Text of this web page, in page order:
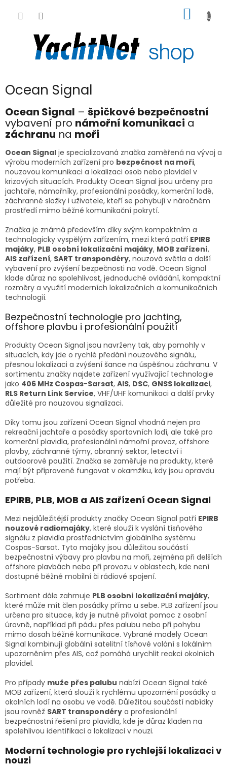
KOŠÍK
Ocean Signal
Ocean Signal – špičkové bezpečnostní
vybavení pro námořní komunikaci a
záchranuna moři
Ocean Signal je specializovaná značka zaměřená na vývoj a
výrobu moderních zařízení pro bezpečnost na moři,
nouzovou komunikaci a lokalizaci osob nebo plavidel v
krizových situacích. Produkty Ocean Signal jsou určeny pro
jachtaře, námořníky, profesionální posádky, komerční lodě,
záchranné složky i uživatele, kteří se pohybují v náročném
prostředí mimo běžné komunikační pokrytí.
Značka je známá především díky svým kompaktním a
technologicky vyspělým zařízením, mezi která patří EPIRB
majáky, PLB osobní lokalizační majáky, MOB zařízení,
AIS zařízení, SART transpondéry, nouzová světla a další
vybavení pro zvýšení bezpečnosti na vodě. Ocean Signal
klade důraz na spolehlivost, jednoduché ovládání, kompaktní
rozměry a využití moderních lokalizačních a komunikačních
technologií.
Bezpečnostní technologie pro jachting,
offshore plavbu i profesionální použití
Produkty Ocean Signal jsou navrženy tak, aby pomohly v
situacích, kdy jde o rychlé předání nouzového signálu,
přesnou lokalizaci a zvýšení šance na úspěšnou záchranu. V
sortimentu značky najdete zařízení využívající technologie
jako 406 MHz Cospas-Sarsat, AIS, DSC, GNSS lokalizaci,
RLS Return Link Service, VHF/UHF komunikaci a další prvky
důležité pro nouzovou signalizaci.
Díky tomu jsou zařízení Ocean Signal vhodná nejen pro
rekreační jachtaře a posádky sportovních lodí, ale také pro
komerční plavidla, profesionální námořní provoz, offshore
plavby, záchranné týmy, obranný sektor, letectví i
outdoorové použití. Značka se zaměřuje na produkty, které
mají být připravené fungovat v okamžiku, kdy jsou opravdu
potřeba.
EPIRB, PLB, MOB a AIS zařízení Ocean Signal
Mezi nejdůležitější produkty značky Ocean Signal patří EPIRB
nouzové radiomajáky, které slouží k vyslání tísňového
signálu z plavidla prostřednictvím globálního systému
Cospas-Sarsat. Tyto majáky jsou důležitou součástí
bezpečnostní výbavy pro plavbu na moři, zejména při delších
offshore plavbách nebo při provozu v oblastech, kde není
dostupné běžné mobilní či rádiové spojení.
Sortiment dále zahrnuje PLB osobní lokalizační majáky,
které může mít člen posádky přímo u sebe. PLB zařízení jsou
určena pro situace, kdy je nutné přivolat pomoc z osobní
úrovně, například při pádu přes palubu nebo při pohybu
mimo dosah běžné komunikace. Vybrané modely Ocean
Signal kombinují globální satelitní tísňové volání s lokálním
upozorněním přes AIS, což pomáhá urychlit reakci okolních
plavidel.
Pro případy muže přes palubu nabízí Ocean Signal také
MOB zařízení, která slouží k rychlému upozornění posádky a
okolních lodí na osobu ve vodě. Důležitou součástí nabídky
jsou rovněž SART transpondéry a profesionální
bezpečnostní řešení pro plavidla, kde je důraz kladen na
spolehlivou identifikaci a lokalizaci v nouzi.
Moderní technologie pro rychlejší lokalizaci v
nouzi